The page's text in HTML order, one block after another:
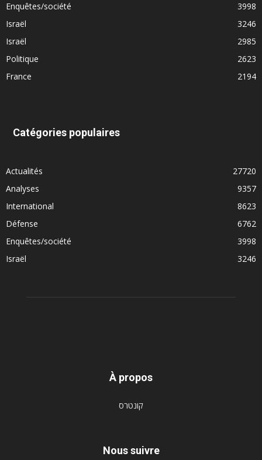
Enquêtes/société
3998
Israël
3246
Israël
2985
Politique
2623
France
2194
Catégories populaires
Actualités
27720
Analyses
9357
International
8623
Défense
6762
Enquêtes/société
3998
Israël
3246
À propos
קונטרס
Nous suivre